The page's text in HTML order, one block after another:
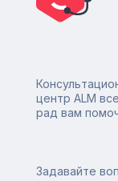
центр ALM
рад вам
Задавайте